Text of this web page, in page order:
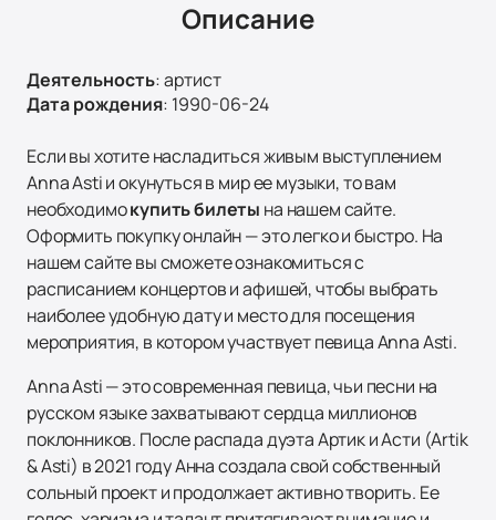
Описание
Деятельность:артист
Дата рождения: 1990-06-24
Если вы хотите насладиться живым выступлением
Anna Asti и окунуться в мир ее музыки, то вам
необходимокупить билеты на нашем сайте.
Оформить покупку онлайн — это легко и быстро. На
нашем сайте вы сможете ознакомиться с
расписанием концертов и афишей, чтобы выбрать
наиболее удобную дату и место для посещения
мероприятия, в котором участвует певица Anna Asti.
Anna Asti — это современная певица, чьи песни на
русском языке захватывают сердца миллионов
поклонников. После распада дуэта Артик и Асти (Artik
& Asti) в 2021 году Анна создала свой собственный
сольный проект и продолжает активно творить. Ее